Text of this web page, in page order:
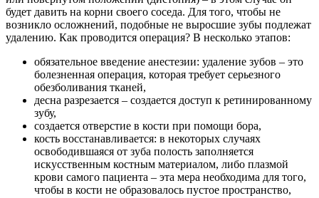
будет давить на корни своего соседа. Для того, чтобы не
возникло осложнений, подобные не выросшие зубы подлежат
удалению. Как проводится операция? В несколько этапов:
обязательное введение анестезии: удаление зубов – это
болезненная операция, которая требует серьезного
обезболивания тканей,
десна разрезается – создается доступ к ретинированному
зубу,
создается отверстие в кости при помощи бора,
кость восстанавливается: в некоторых случаях
освободившаяся от зуба полость заполняется
искусственным костным материалом, либо плазмой
крови самого пациента – эта мера необходима для того,
чтобы в кости не образовалось пустое пространство,